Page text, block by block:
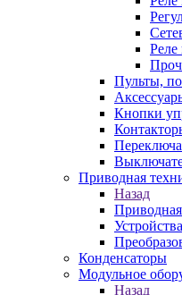
Реле
Пульты,
Кнопки
Приводная
Назад
Конденсаторы
Модульное
Назад